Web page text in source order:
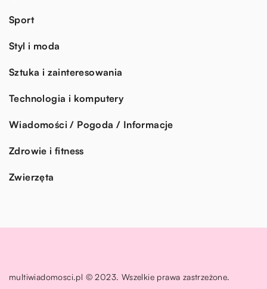
Sport
Styl i moda
Sztuka i zainteresowania
Technologia i komputery
Wiadomości / Pogoda / Informacje
Zdrowie i fitness
Zwierzęta
multiwiadomosci.pl © 2023. Wszelkie prawa zastrzeżone.